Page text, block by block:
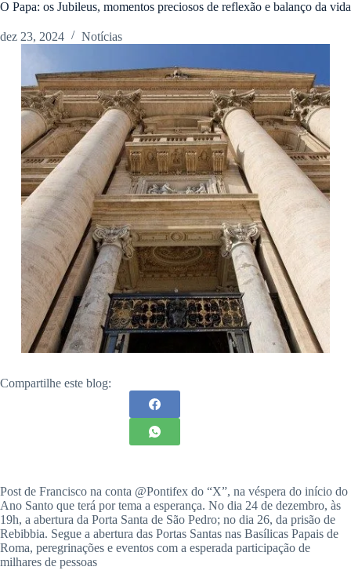
O Papa: os Jubileus, momentos preciosos de reflexão e balanço da vida
dez 23, 2024 Notícias
Compartilhe este blog:
Post de Francisco na conta @Pontifex do “X”, na véspera do início do
Ano Santo que terá por tema a esperança. No dia 24 de dezembro, às
19h, a abertura da Porta Santa de São Pedro; no dia 26, da prisão de
Rebibbia. Segue a abertura das Portas Santas nas Basílicas Papais de
Roma, peregrinações e eventos com a esperada participação de
milhares de pessoas